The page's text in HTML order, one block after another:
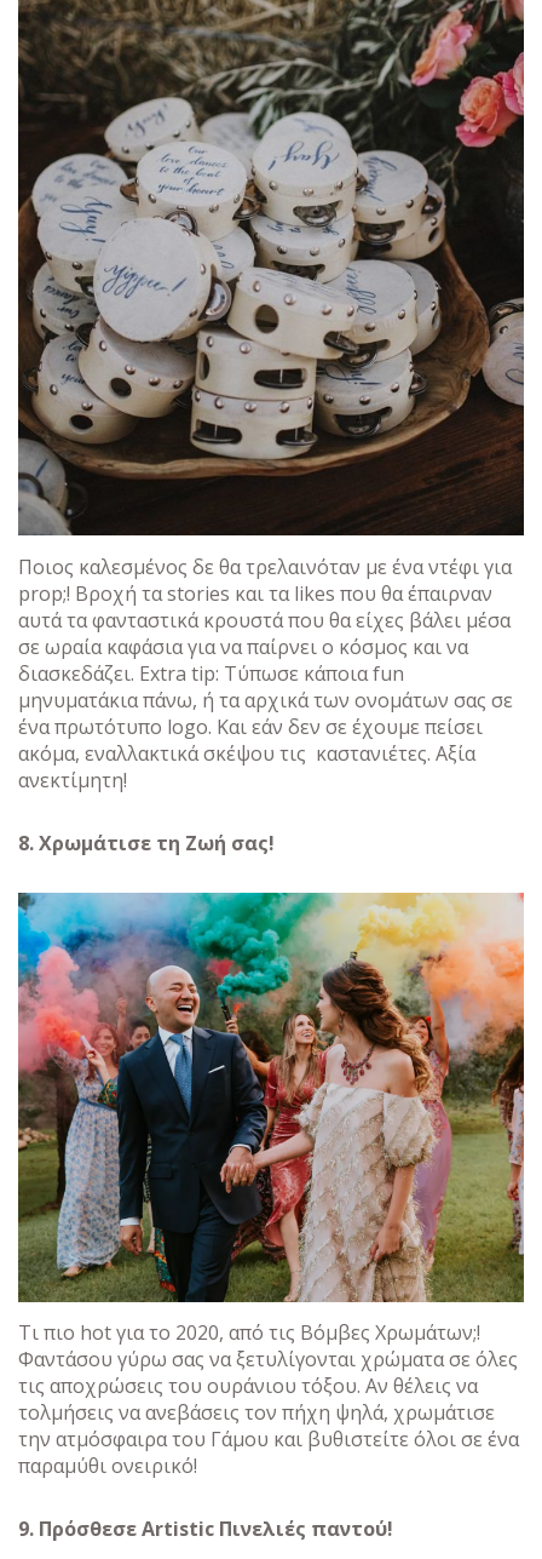
Ποιος καλεσμένος δε θα τρελαινόταν με ένα ντέφι για
prop;! Βροχή τα stories και τα likes που θα έπαιρναν
αυτά τα φανταστικά κρουστά που θα είχες βάλει μέσα
σε ωραία καφάσια για να παίρνει ο κόσμος και να
διασκεδάζει. Extra tip: Τύπωσε κάποια fun
μηνυματάκια πάνω, ή τα αρχικά των ονομάτων σας σε
ένα πρωτότυπο logo. Και εάν δεν σε έχουμε πείσει
ακόμα, εναλλακτικά σκέψου τις καστανιέτες. Αξία
ανεκτίμητη!
8. Χρωμάτισε τη Ζωή σας!
Τι πιο hot για το 2020, από τις Βόμβες Χρωμάτων;!
Φαντάσου γύρω σας να ξετυλίγονται χρώματα σε όλες
τις αποχρώσεις του ουράνιου τόξου. Αν θέλεις να
τολμήσεις να ανεβάσεις τον πήχη ψηλά, χρωμάτισε
την ατμόσφαιρα του Γάμου και βυθιστείτε όλοι σε ένα
παραμύθι ονειρικό!
9. Πρόσθεσε Artistic Πινελιές παντού!